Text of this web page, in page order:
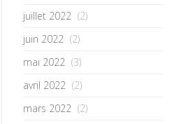
juillet 2022 (2)
juin 2022 (2)
mai 2022 (3)
avril 2022 (2)
mars 2022 (2)